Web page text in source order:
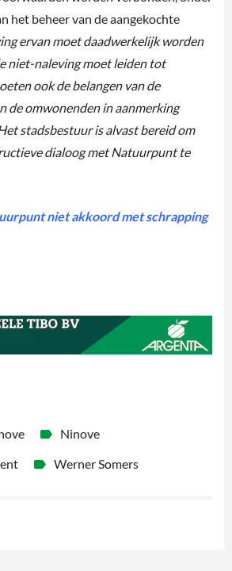
het beheer van de aangekochte
ervan moet daadwerkelijk worden
niet-naleving moet leiden tot
ook de belangen van de
de omwonenden in aanmerking
stadsbestuur is alvast bereid om
dialoog met Natuurpunt te
niet akkoord met schrapping
Ninove
Werner Somers